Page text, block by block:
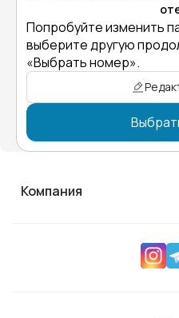
Попробуйте изменить
выберите другую
«Выбрать номер».
Компания